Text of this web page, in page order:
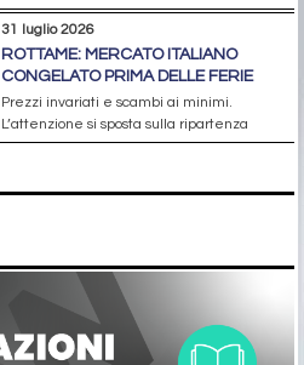
31 luglio 2026
ROTTAME: MERCATO ITALIANO
CONGELATO PRIMA DELLE FERIE
Prezzi invariati e scambi ai minimi.
L’attenzione si sposta sulla ripartenza